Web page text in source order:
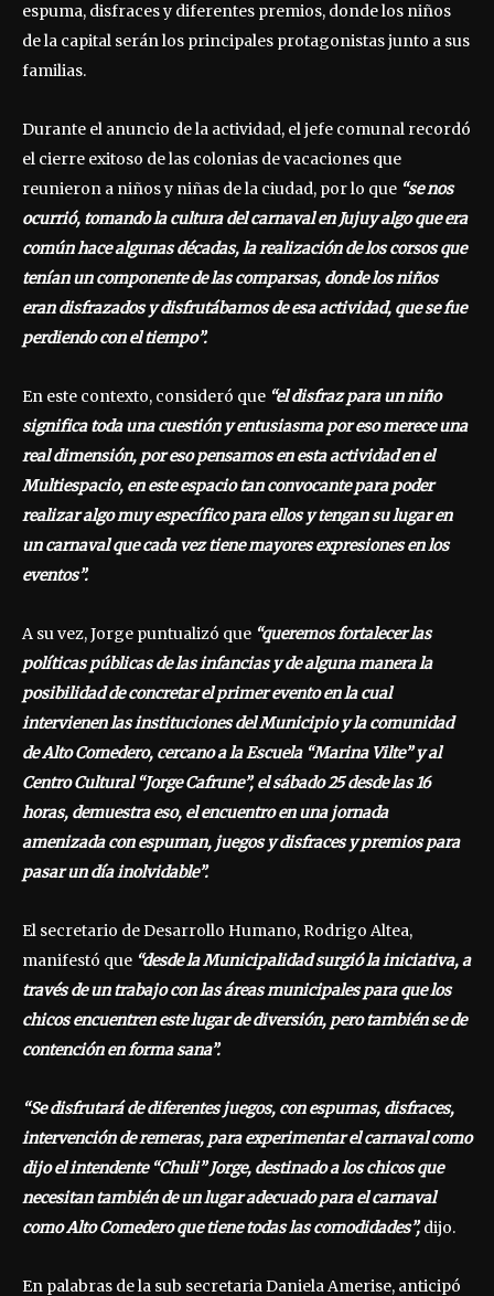
espuma, disfraces y diferentes premios, donde los niños
de la capital serán los principales protagonistas junto a sus
familias.
Durante el anuncio de la actividad, el jefe comunal recordó
el cierre exitoso de las colonias de vacaciones que
reunieron a niños y niñas de la ciudad, por lo que “se nos
ocurrió, tomando la cultura del carnaval en Jujuy algo que era
común hace algunas décadas, la realización de los corsos que
tenían un componente de las comparsas, donde los niños
eran disfrazados y disfrutábamos de esa actividad, que se fue
perdiendo con el tiempo”.
En este contexto, consideró que “el disfraz para un niño
significa toda una cuestión y entusiasma por eso merece una
real dimensión, por eso pensamos en esta actividad en el
Multiespacio, en este espacio tan convocante para poder
realizar algo muy específico para ellos y tengan su lugar en
un carnaval que cada vez tiene mayores expresiones en los
eventos”.
A su vez, Jorge puntualizó que “queremos fortalecer las
políticas públicas de las infancias y de alguna manera la
posibilidad de concretar el primer evento en la cual
intervienen las instituciones del Municipio y la comunidad
de Alto Comedero, cercano a la Escuela “Marina Vilte” y al
Centro Cultural “Jorge Cafrune”, el sábado 25 desde las 16
horas, demuestra eso, el encuentro en una jornada
amenizada con espuman, juegos y disfraces y premios para
pasar un día inolvidable”.
El secretario de Desarrollo Humano, Rodrigo Altea,
manifestó que “desde la Municipalidad surgió la iniciativa, a
través de un trabajo con las áreas municipales para que los
chicos encuentren este lugar de diversión, pero también se de
contención en forma sana”.
“Se disfrutará de diferentes juegos, con espumas, disfraces,
intervención de remeras, para experimentar el carnaval como
dijo el intendente “Chuli” Jorge, destinado a los chicos que
necesitan también de un lugar adecuado para el carnaval
como Alto Comedero que tiene todas las comodidades”,dijo.
En palabras de la sub secretaria Daniela Amerise, anticipó